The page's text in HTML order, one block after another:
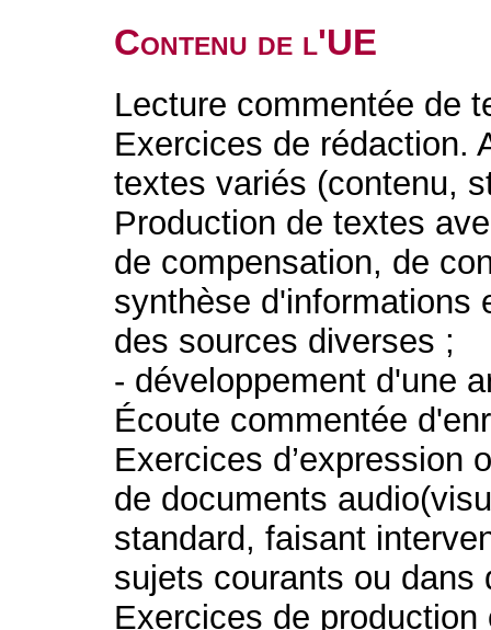
Contenu de l'UE
Lecture commentée de
Exercices de rédaction.
textes variés (contenu,
Production de textes
de compensation, de
synthèse d'informations
des sources diverses ;
- développement d'une
Écoute commentée
Exercices d’expression
de documents
standard, faisant
sujets courants ou dans
Exercices de